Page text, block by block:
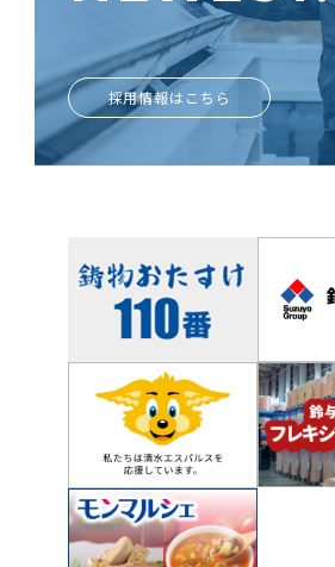
ときめきがあなたを輝かせる
採用情報はこちら